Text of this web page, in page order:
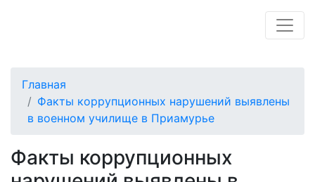
Главная
Факты коррупционных нарушений выявлены
в военном училище в Приамурье
Факты коррупционных